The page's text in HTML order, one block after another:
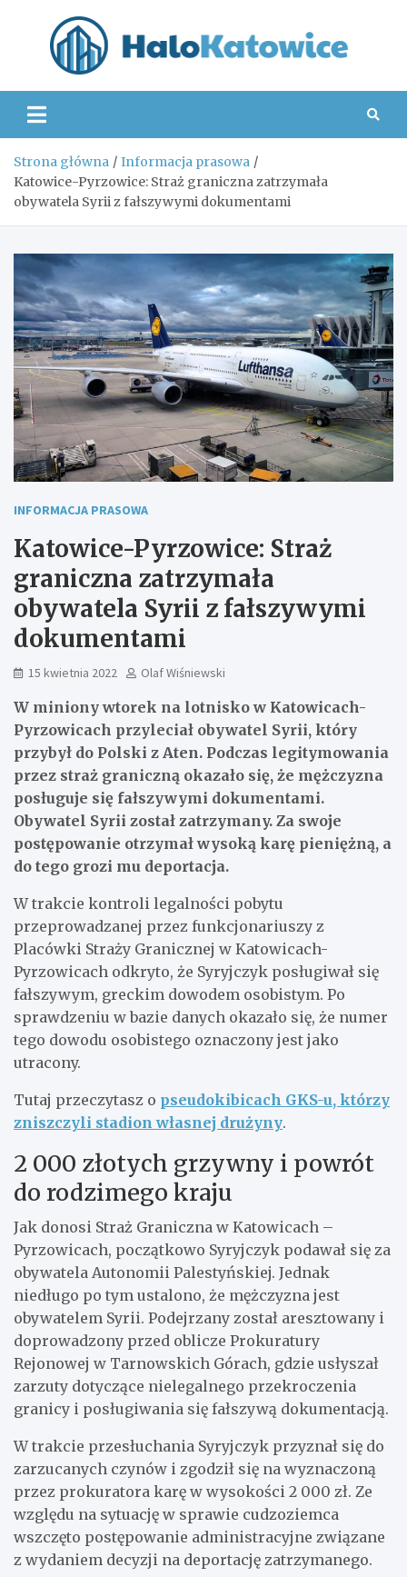
Strona główna
Informacja prasowa
Katowice-Pyrzowice: Straż graniczna zatrzymała
obywatela Syrii z fałszywymi dokumentami
INFORMACJA PRASOWA
Katowice-Pyrzowice: Straż
graniczna zatrzymała
obywatela Syrii z fałszywymi
dokumentami
15 kwietnia 2022 Olaf Wiśniewski
W miniony wtorek na lotnisko w Katowicach-
Pyrzowicach przyleciał obywatel Syrii, który
przybył do Polski z Aten. Podczas legitymowania
przez straż graniczną okazało się, że mężczyzna
posługuje się fałszywymi dokumentami.
Obywatel Syrii został zatrzymany. Za swoje
postępowanie otrzymał wysoką karę pieniężną, a
do tego grozi mu deportacja.
W trakcie kontroli legalności pobytu
przeprowadzanej przez funkcjonariuszy z
Placówki Straży Granicznej w Katowicach-
Pyrzowicach odkryto, że Syryjczyk posługiwał się
fałszywym, greckim dowodem osobistym. Po
sprawdzeniu w bazie danych okazało się, że numer
tego dowodu osobistego oznaczony jest jako
utracony.
Tutaj przeczytasz o pseudokibicach GKS-u, którzy
zniszczyli stadion własnej drużyny.
2 000 złotych grzywny i powrót
do rodzimego kraju
Jak donosi Straż Graniczna w Katowicach –
Pyrzowicach, początkowo Syryjczyk podawał się za
obywatela Autonomii Palestyńskiej. Jednak
niedługo po tym ustalono, że mężczyzna jest
obywatelem Syrii. Podejrzany został aresztowany i
doprowadzony przed oblicze Prokuratury
Rejonowej w Tarnowskich Górach, gdzie usłyszał
zarzuty dotyczące nielegalnego przekroczenia
granicy i posługiwania się fałszywą dokumentacją.
W trakcie przesłuchania Syryjczyk przyznał się do
zarzucanych czynów i zgodził się na wyznaczoną
przez prokuratora karę w wysokości 2 000 zł. Ze
względu na sytuację w sprawie cudzoziemca
wszczęto postępowanie administracyjne związane
z wydaniem decyzji na deportację zatrzymanego.